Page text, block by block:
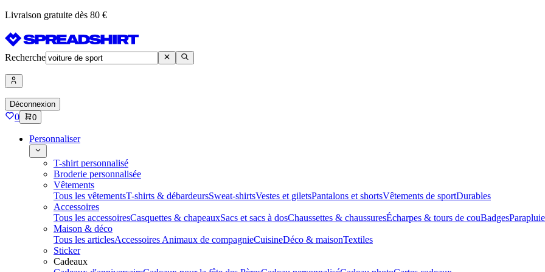
Livraison gratuite dès 80 €
Recherche
Déconnexion
0 0
Personnaliser
T-shirt personnalisé
Broderie personnalisée
Vêtements
Tous les vêtementsT-shirts & débardeursSweat-shirtsVestes et giletsPantalons et shortsVêtements de sportDurables
Accessoires
Tous les accessoiresCasquettes & chapeauxSacs et sacs à dosChaussettes & chaussuresÉcharpes & tours de couBadges
Maison & déco
Tous les articlesAccessoires Animaux de compagnieCuisineDéco & maisonTextiles
Sticker
Cadeaux